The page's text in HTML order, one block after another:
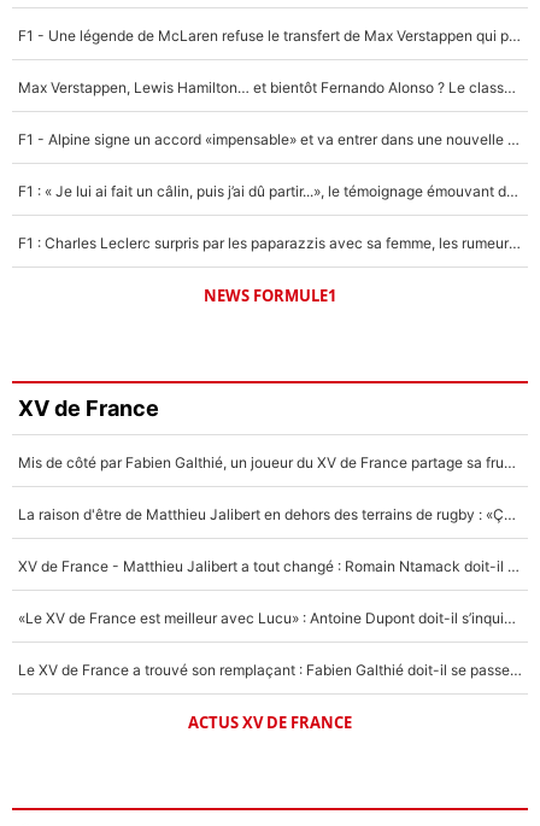
F1 - Une légende de McLaren refuse le transfert de Max Verstappen qui pourrait «faire des vagues» et plomber l'ambiance dans l'équipe
Max Verstappen, Lewis Hamilton… et bientôt Fernando Alonso ? Le classement des pilotes les mieux payés en Formule 1 risque de changer !
F1 - Alpine signe un accord «impensable» et va entrer dans une nouvelle dimension : Grande nouvelle pour Pierre Gasly !
F1 : « Je lui ai fait un câlin, puis j’ai dû partir...», le témoignage émouvant de Max Verstappen sur sa fille
F1 : Charles Leclerc surpris par les paparazzis avec sa femme, les rumeurs étaient vraies !
NEWS FORMULE1
XV de France
Mis de côté par Fabien Galthié, un joueur du XV de France partage sa frustration : «ils ne me l’ont pas dit tout de suite»
La raison d'être de Matthieu Jalibert en dehors des terrains de rugby : «Ça m'atteint autant que si tu touches à un membre de ma famille»
XV de France - Matthieu Jalibert a tout changé : Romain Ntamack doit-il s’inquiéter pour sa place à un an de la Coupe du monde ?
«Le XV de France est meilleur avec Lucu» : Antoine Dupont doit-il s’inquiéter pour sa place ?
Le XV de France a trouvé son remplaçant : Fabien Galthié doit-il se passer d'Antoine Dupont ?
ACTUS XV DE FRANCE